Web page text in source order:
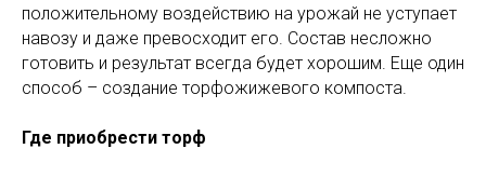
положительному воздействию на урожай не уступает
навозу и даже превосходит его. Состав несложно
готовить и результат всегда будет хорошим. Еще один
способ – создание торфожижевого компоста.
Где приобрести торф